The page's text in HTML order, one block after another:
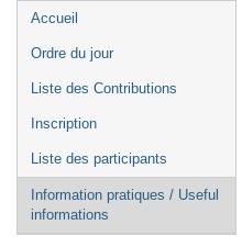
Menu
de
Accueil
Ordre du jour
Liste des Contributions
Inscription
Liste des participants
Information pratiques / Useful
informations